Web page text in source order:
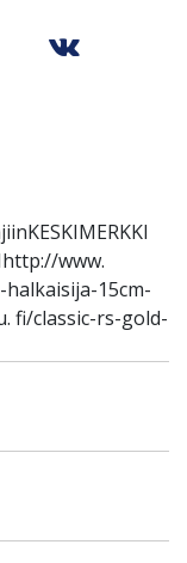
www.
15cm-
fi/classic-rs-gold-